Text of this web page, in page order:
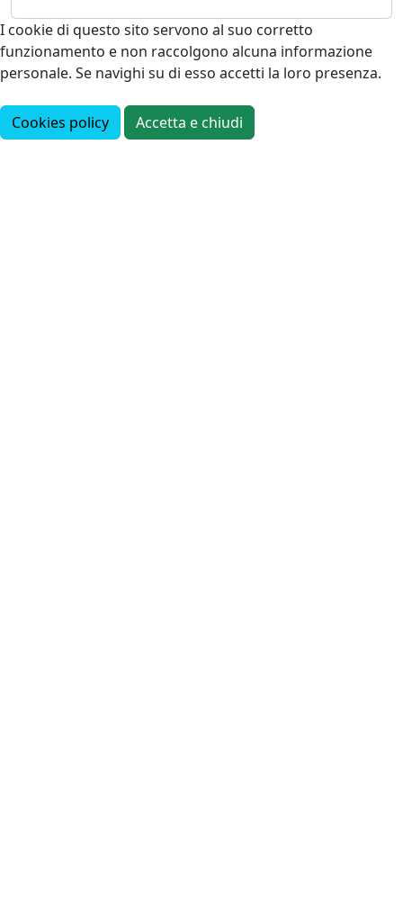
I cookie di questo sito servono al suo corretto
funzionamento e non raccolgono alcuna informazione
personale. Se navighi su di esso accetti la loro presenza.
Cookies policy Accetta e chiudi